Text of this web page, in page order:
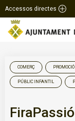
Accessos directes
COMERÇ
PÚBLIC INFANTIL